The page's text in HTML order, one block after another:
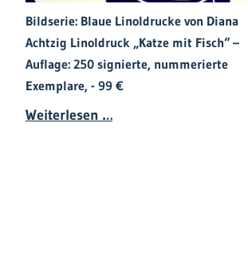
Bildserie: Blaue Linoldrucke von Diana
Achtzig Linoldruck „Katze mit Fisch“ –
Auflage: 250 signierte, nummerierte
Exemplare, - 99 €
Weiterlesen …Diana Achtzig -